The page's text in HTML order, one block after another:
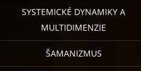
SYSTEMICKÉ DYNAMIKY A
MULTIDIMENZIE
ŠAMANIZMUS